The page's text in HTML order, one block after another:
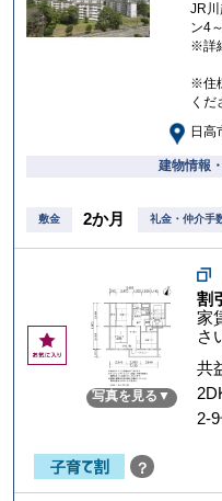
JR
ン4
※詳
※住
くだ
日高
建物情報
敷金 2か月 礼金・仲介手
お
気
写真を見る
割
家
さ
共
2-
？